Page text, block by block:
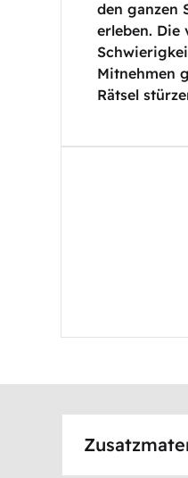
den ganzen
erleben. Die
Mitnehmen
Rätsel